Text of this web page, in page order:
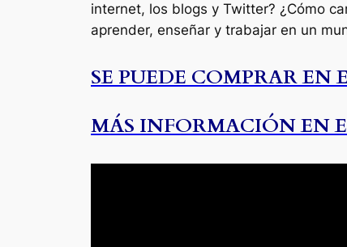
internet, los blogs y Twitter? ¿Cómo
aprender, enseñar y trabajar en un
SE PUEDE COMPRAR EN
MÁS INFORMACIÓN EN